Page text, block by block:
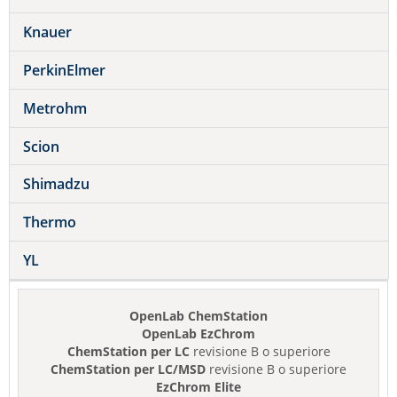
Knauer
PerkinElmer
Metrohm
Scion
Shimadzu
Thermo
YL
OpenLab ChemStation
OpenLab EzChrom
ChemStation per LC revisione B o superiore
ChemStation per LC/MSD revisione B o superiore
EzChrom Elite